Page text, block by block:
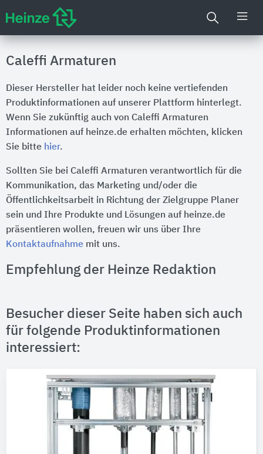
Caleffi Armaturen
Dieser Hersteller hat leider noch keine vertiefenden
Produktinformationen auf unserer Plattform hinterlegt.
Wenn Sie zukünftig auch von Caleffi Armaturen
Informationen auf heinze.de erhalten möchten, klicken
Sie bitte hier.
Sollten Sie bei Caleffi Armaturen verantwortlich für die
Kommunikation, das Marketing und/oder die
Öffentlichkeitsarbeit in Richtung der Zielgruppe Planer
sein und Ihre Produkte und Lösungen auf heinze.de
präsentieren wollen, freuen wir uns über Ihre
Kontaktaufnahme mit uns.
Empfehlung der Heinze Redaktion
Besucher dieser Seite haben sich auch
für folgende Produktinformationen
interessiert: